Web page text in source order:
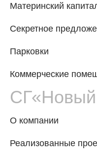
Материнский
Секретное
Парковки
Коммерческие
О компании
Реализованные